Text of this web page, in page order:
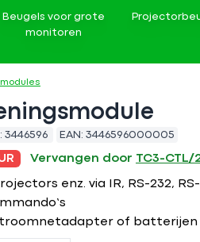
Beugels voor grote
monitoren
3446596 EAN: 3446596000005
Vervangen door TC3-CTL/
enz. via IR, RS-232, RS-
of batterijen